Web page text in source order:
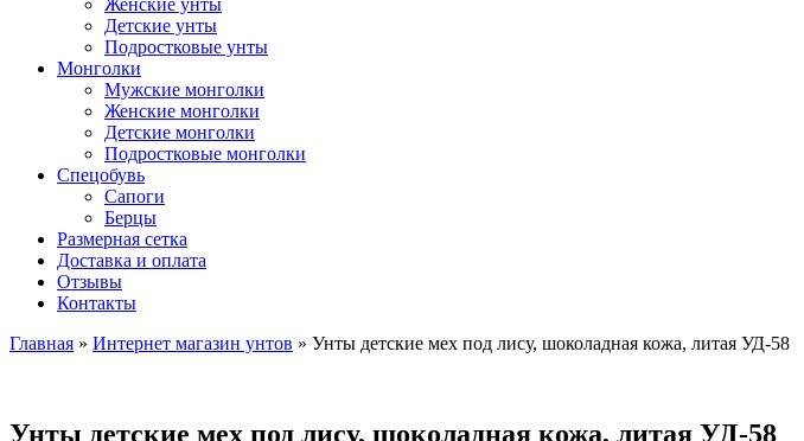
Женские унты
Детские унты
Подростковые унты
Монголки
Мужские монголки
Женские монголки
Детские монголки
Подростковые монголки
Спецобувь
Сапоги
Берцы
Размерная сетка
Доставка и оплата
Отзывы
Контакты
Главная » Интернет магазин унтов » Унты детские мех под лису, шоколадная кожа, литая УД-58
Унты детские мех под лису, шоколадная кожа, литая УД-58